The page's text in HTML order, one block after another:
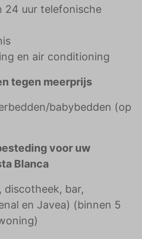
24 uur telefonische
en air conditioning
tegen meerprijs
babybedden (op
voor uw
Blanca
discotheek, bar,
en Javea) (binnen 5